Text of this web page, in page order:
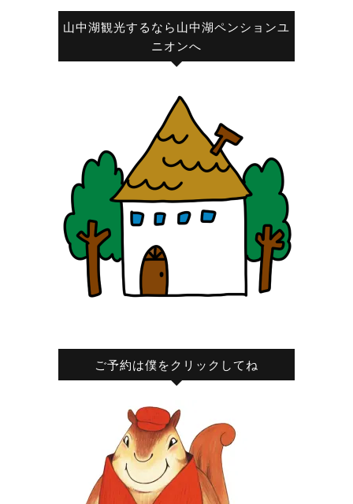
山中湖観光するなら山中湖ペンションユ
ニオンへ
ご予約は僕をクリックしてね